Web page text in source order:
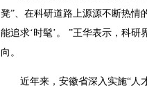
凳”、在科研道路上源源不断热情
能追求‘时髦’。 ”王华表示，科
向。
近年来，安徽省深入实施“人才